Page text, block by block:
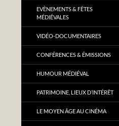
EVÈNEMENTS & FÊTES
MÉDIÉVALES
VIDÉO-DOCUMENTAIRES
CONFÉRENCES & ÉMISSIONS
HUMOUR MÉDIÉVAL
PATRIMOINE, LIEUX D’INTÉRÊT
LE MOYEN ÂGE AU CINÉMA